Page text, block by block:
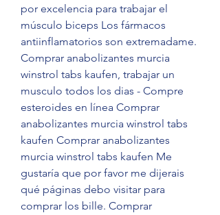
por excelencia para trabajar el
músculo biceps Los fármacos
antiinflamatorios son extremadame.
Comprar anabolizantes murcia
winstrol tabs kaufen, trabajar un
musculo todos los dias - Compre
esteroides en línea Comprar
anabolizantes murcia winstrol tabs
kaufen Comprar anabolizantes
murcia winstrol tabs kaufen Me
gustaría que por favor me dijerais
qué páginas debo visitar para
comprar los bille. Comprar